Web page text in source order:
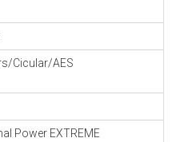
Cicular/AES
Power EXTREME